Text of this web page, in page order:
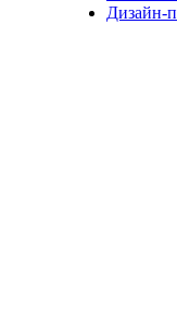
Дизайн-